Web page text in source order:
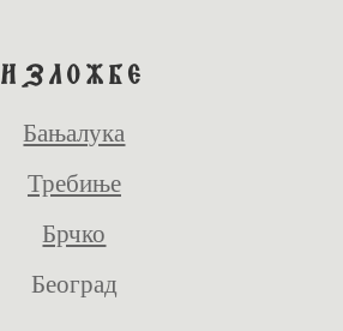
ИЗЛОЖБЕ
Бањалука
Требиње
Брчко
Београд